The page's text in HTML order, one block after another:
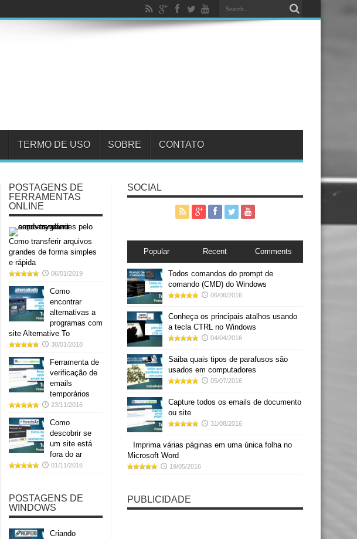
TERMO DE USO SOBRE CONTATO
POSTAGENS DE
FERRAMENTAS
ONLINE
Como transferir arquivos
grandes de forma simples
e rápida
06/01/2019
Como
encontrar
alternativas a
programas com
site Alternative To
30/01/2018
Ferramenta de
verificação de
emails
temporários
23/11/2016
Como
descobrir se
um site está
fora do ar
01/11/2016
POSTAGENS DE
WINDOWS
Criando
SOCIAL
Popular Recent Comments
Todos comandos do prompt de
comando (CMD) do Windows
06/06/2016
Conheça os principais atalhos usando
a tecla CTRL no Windows
04/04/2016
Saiba quais tipos de parafusos são
usados em computadores
05/07/2016
Capture todos os emails de documento
ou site
31/08/2016
Imprima várias páginas em uma única folha no
Microsoft Word
19/05/2016
PUBLICIDADE